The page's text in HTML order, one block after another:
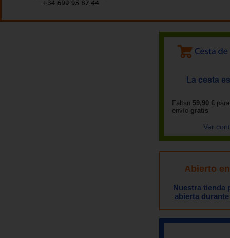
La cesta
Faltan 59,90 €
envío gratis
Ver
Abierto
Nuestra tienda
abierta